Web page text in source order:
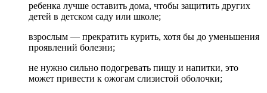
ребенка лучше оставить дома, чтобы защитить других
детей в детском саду или школе;
взрослым — прекратить курить, хотя бы до уменьшения
проявлений болезни;
не нужно сильно подогревать пищу и напитки, это
может привести к ожогам слизистой оболочки;